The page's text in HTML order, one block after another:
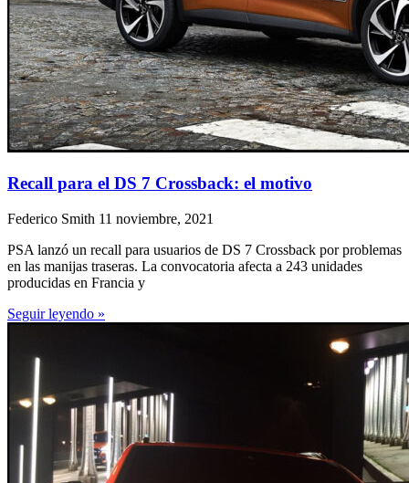
Recall para el DS 7 Crossback: el motivo
Federico Smith 11 noviembre, 2021
PSA lanzó un recall para usuarios de DS 7 Crossback por problemas
en las manijas traseras. La convocatoria afecta a 243 unidades
producidas en Francia y
Seguir leyendo »